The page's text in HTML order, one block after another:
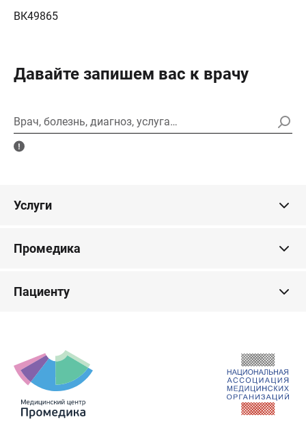
ВК49865
Давайте запишем вас к врачу
Врач, болезнь, диагноз, услуга…
Услуги
Промедика
Пациенту